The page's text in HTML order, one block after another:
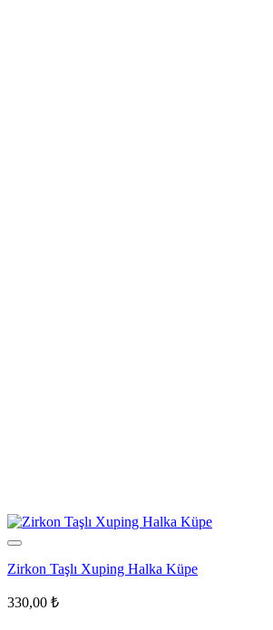
Zirkon Taşlı Xuping Halka Küpe
330,00 ₺